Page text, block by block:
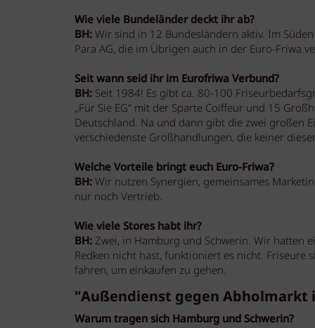
Wie viele Bundeländer deckt ihr ab?
BH:Wir sind in 12 Bundesländern aktiv. Im
Para AG, die im Übrigen auch in der Euro-Friwa
Seit wann seid ihr im Eurofriwa Verbund?
BH: Seit 1984! Es gibt ca. 80-100
„Für Sie EG“ mit der Sparte Coiffeur und 15
Deutschland. Na und dann gibt die zwei großen
verschiedenste Großhandlungen, die keiner
Welche Vorteile bringt euch Euro-Friwa?
BH:Wir nutzen Synergien, gemeinsames
nur noch Vertrieb.
Wie viele Stores habt ihr?
BH:Zwei, in Hamburg und Schwerin. Wir hatten
Redken nicht hast, funktioniert es nicht. Friseure
fahren, um einkaufen zu gehen.
"Außendienst gegen
Warum tragen sich Hamburg und Schwerin?